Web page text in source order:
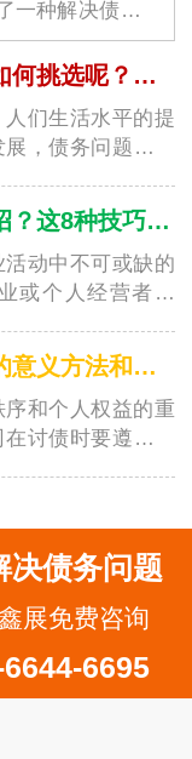
一种解决债务问
汕尾分析讨债公司如何挑选呢？需要注意什么细节？
们生活水平的提
，债务问题也逐
汕尾要账有什么绝招？这8种技巧值得学习！
动中不可或缺的
或个人经营者来
汕尾探讨合法讨债的意义方法和注意事项
和个人权益的重
讨债时要遵守法
决债务问题
展免费咨询
6695